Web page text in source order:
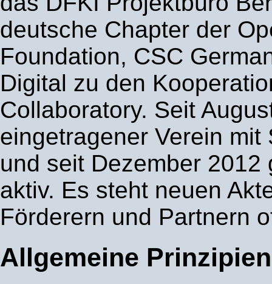
deutsche Chapter der
Foundation, CSC
Digital zu den
Collaboratory. Seit
eingetragener Verein mit
und seit Dezember 2012
aktiv. Es steht neuen
Förderern und Partnern
Allgemeine Prinzipien